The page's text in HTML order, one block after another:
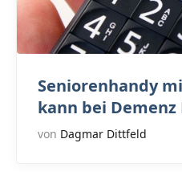
Seniorenhandy
kann bei
von Dagmar Dittfeld